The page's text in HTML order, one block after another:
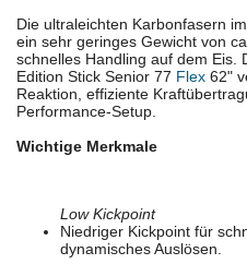
Die ultraleichten Karbonfasern
ein sehr geringes Gewicht von
schnelles Handling auf dem Eis.
Edition Stick Senior 77 Flex 62"
Reaktion, effiziente
Performance-Setup.
Wichtige Merkmale
Low Kickpoint
Niedriger Kickpoint für
dynamisches Auslösen.